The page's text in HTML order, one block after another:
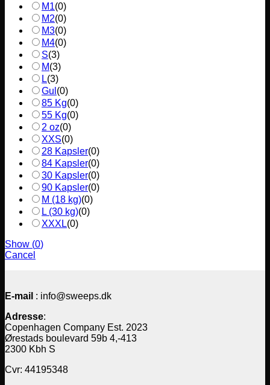
M1(0)
M2(0)
M3(0)
M4(0)
S(3)
M(3)
L(3)
Gul (0)
85 Kg(0)
55 Kg(0)
2 oz(0)
XXS(0)
28 Kapsler(0)
84 Kapsler(0)
30 Kapsler(0)
90 Kapsler(0)
M (18 kg)(0)
L (30 kg)(0)
XXXL(0)
Show (0)
Cancel
E-mail : info@sweeps.dk
Adresse:
Copenhagen Company Est. 2023
Ørestads boulevard 59b 4,-413
2300 Kbh S
Cvr: 44195348